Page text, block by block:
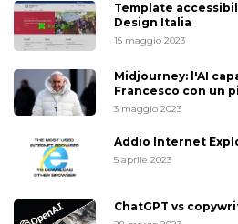
Template
Design Italia
15 maggio 2023
Midjourney: l'AI
Francesco con un
3 maggio 2023
Addio Internet
5 aprile 2023
ChatGPT vs